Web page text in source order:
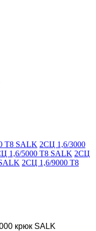
Т8 SALK 2СЦ 1,6/3000
1,6/5000 Т8 SALK 2СЦ
2СЦ 1,6/9000 Т8
крюк SALK